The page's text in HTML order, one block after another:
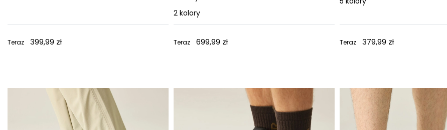
Teraz 399,99 zł
2 kolory
Teraz 699,99 zł Teraz 379,99 zł